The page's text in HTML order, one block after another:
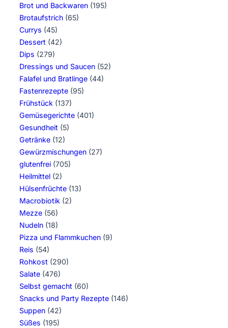
Brot und Backwaren (195)
Brotaufstrich (65)
Currys (45)
Dessert (42)
Dips (279)
Dressings und Saucen (52)
Falafel und Bratlinge (44)
Fastenrezepte (95)
Frühstück (137)
Gemüsegerichte (401)
Gesundheit (5)
Getränke (12)
Gewürzmischungen (27)
glutenfrei (705)
Heilmittel (2)
Hülsenfrüchte (13)
Macrobiotik (2)
Mezze (56)
Nudeln (18)
Pizza und Flammkuchen (9)
Reis (54)
Rohkost (290)
Salate (476)
Selbst gemacht (60)
Snacks und Party Rezepte (146)
Suppen (42)
Süßes (195)